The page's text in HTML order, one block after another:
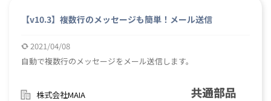
【v10.3】複数行のメッセージも簡単！メール送信
2021/04/08
自動で複数行のメッセージをメール送信します。
株式会社MAIA